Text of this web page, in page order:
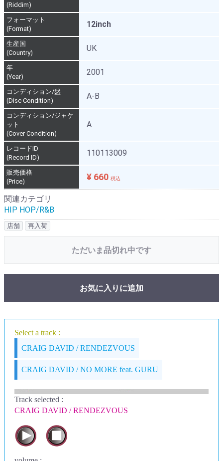
(Riddim)
フォーマット
(Format)
12inch
生産国
(Country)
UK
年
(Year)
2001
コンディション/盤
(Disc Condition)
A-B
コンディション/ジャケ
ット
(Cover Condition)
A
レコードID
(Record ID)
110113009
販売価格
(Price)
¥ 660 税込
関連カテゴリ
HIP HOP/R&B
店舗 再入荷
ただいま品切れ中です
お気に入りに追加
Select a track :
CRAIG DAVID / RENDEZVOUS
CRAIG DAVID / NO MORE feat. GURU
Track selected :
CRAIG DAVID / RENDEZVOUS